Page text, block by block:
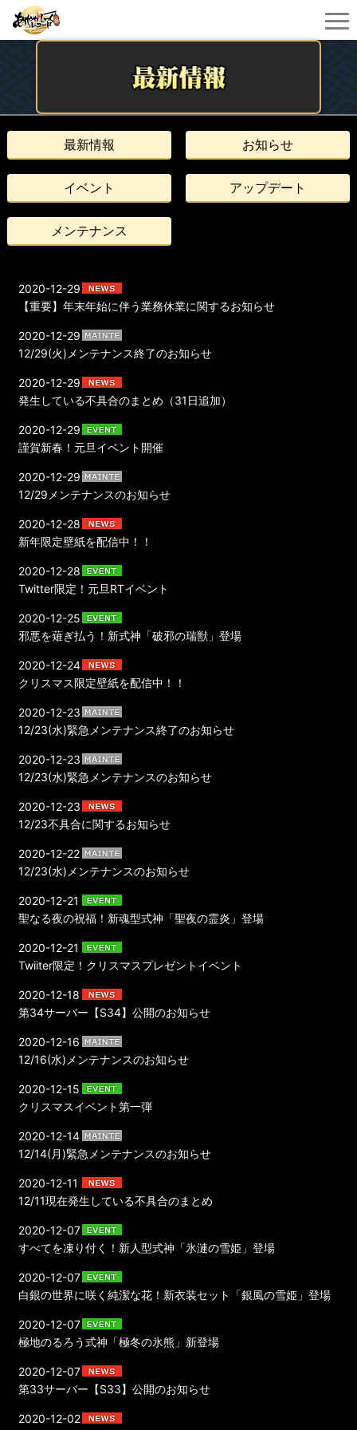
最新情報 お知らせ
イベント アップデート
メンテナンス
【重要】年末年始に伴う業務休業に関するお知らせ
2020-12-29
12/29(火)メンテナンス終了のお知らせ
2020-12-29
発生している不具合のまとめ（31日追加）
2020-12-29
謹賀新春！元旦イベント開催
2020-12-29
12/29メンテナンスのお知らせ
2020-12-29
新年限定壁紙を配信中！！
2020-12-28
Twitter限定！元旦RTイベント
2020-12-28
邪悪を薙ぎ払う！新式神「破邪の瑞獣」登場
2020-12-25
クリスマス限定壁紙を配信中！！
2020-12-24
12/23(水)緊急メンテナンス終了のお知らせ
2020-12-23
12/23(水)緊急メンテナンスのお知らせ
2020-12-23
12/23不具合に関するお知らせ
2020-12-23
12/23(水)メンテナンスのお知らせ
2020-12-22
聖なる夜の祝福！新魂型式神「聖夜の霊炎」登場
2020-12-21
Twiiter限定！クリスマスプレゼントイベント
2020-12-21
第34サーバー【S34】公開のお知らせ
2020-12-18
12/16(水)メンテナンスのお知らせ
2020-12-16
クリスマスイベント第一弾
2020-12-15
12/14(月)緊急メンテナンスのお知らせ
2020-12-14
12/11現在発生している不具合のまとめ
2020-12-11
すべてを凍り付く！新人型式神「氷漣の雪姫」登場
2020-12-07
白銀の世界に咲く純潔な花！新衣装セット「銀風の雪姫」登場
2020-12-07
極地のるろう式神「極冬の氷熊」新登場
2020-12-07
第33サーバー【S33】公開のお知らせ
2020-12-07
2020-12-02